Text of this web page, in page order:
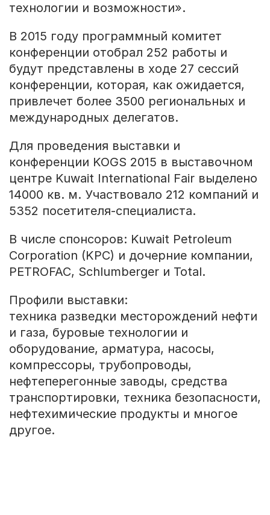
технологии и возможности».
В 2015 году программный комитет
конференции отобрал 252 работы и
будут представлены в ходе 27 сессий
конференции, которая, как ожидается,
привлечет более 3500 региональных и
международных делегатов.
Для проведения выставки и
конференции KOGS 2015 в выставочном
центре Kuwait International Fair выделено
14000 кв. м. Участвовало 212 компаний и
5352 посетителя-специалиста.
В числе спонсоров: Kuwait Petroleum
Corporation (KPC) и дочерние компании,
PETROFAC, Schlumberger и Total.
Профили выставки:
техника разведки месторождений нефти
и газа, буровые технологии и
оборудование, арматура, насосы,
компрессоры, трубопроводы,
нефтеперегонные заводы, средства
транспортировки, техника безопасности,
нефтехимические продукты и многое
другое.